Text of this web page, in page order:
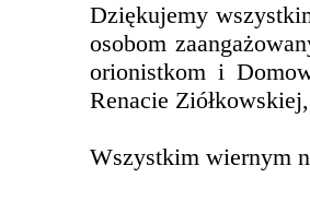
Dziękujemy
osobom
orionistkom i
Renacie
Wszystkim wiernym